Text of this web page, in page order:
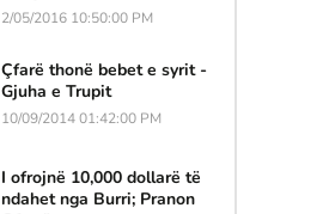
2/05/2016 10:50:00 PM
Çfarë thonë bebet e syrit -
Gjuha e Trupit
10/09/2014 01:42:00 PM
I ofrojnë 10,000 dollarë të
ndahet nga Burri; Pranon